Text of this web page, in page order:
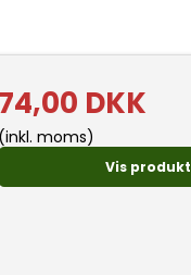
74,00 DKK
(inkl. moms)
Vis produkt